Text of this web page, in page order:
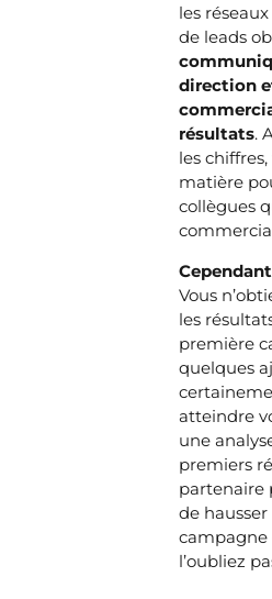
les
de leads
direction
résultats.
les
matière
collègues
Vous
les
première
quelques
atteindre
une
premiers
partenaire
de
campagne
l’oubliez